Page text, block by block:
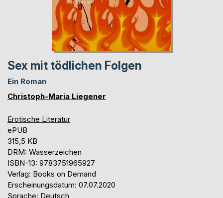
Sex mit tödlichen Folgen
Ein Roman
Christoph-Maria Liegener
Erotische Literatur
ePUB
315,5 KB
DRM: Wasserzeichen
ISBN-13: 9783751965927
Verlag: Books on Demand
Erscheinungsdatum: 07.07.2020
Sprache: Deutsch